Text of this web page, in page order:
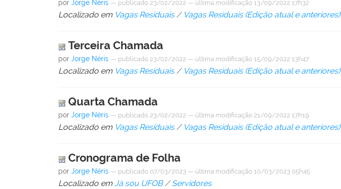
porJorge Néris — publicado 23/02/2022 — última modificação 13/09/2022 17h32
Localizado em Vagas Residuais / Vagas Residuais (Edição atual e anteriores)
Terceira Chamada
porJorge Néris — publicado 23/02/2022 — última modificação 15/09/2022 13h47
Localizado em Vagas Residuais / Vagas Residuais (Edição atual e anteriores)
Quarta Chamada
porJorge Néris — publicado 23/02/2022 — última modificação 21/09/2022 17h19
Localizado em Vagas Residuais / Vagas Residuais (Edição atual e anteriores)
Cronograma de Folha
porJorge Néris — publicado 07/03/2023 — última modificação 10/03/2023 05h45
Localizado em Já sou UFOB /Servidores